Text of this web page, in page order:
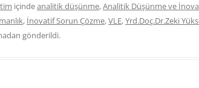
içindeanalitik düşünme,Analitik Düşünme ve
, İnovatif Sorun Çözme,VLE,Yrd.Doç.Dr.Zeki
gönderildi.